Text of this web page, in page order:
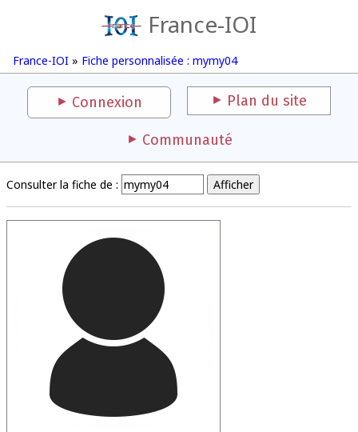
France-IOI
France-IOI » Fiche personnalisée : mymy04
Connexion Plan du site
Communauté
Consulter la fiche de :